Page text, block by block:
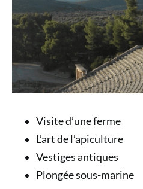
Visite d’une ferme
L’art de l’apiculture
Vestiges antiques
Plongée sous-marine